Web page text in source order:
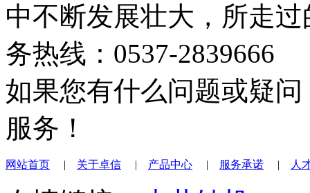
中不断发展壮大，所走
务热线：0537-2839666
如果您有什么问题或疑
服务！
网站首页 | 关于卓信 | 产品中心 | 服务承诺 | 人